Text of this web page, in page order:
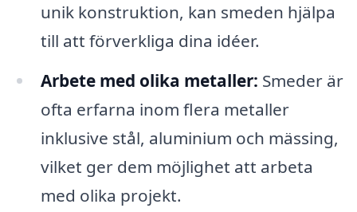
unik konstruktion, kan smeden hjälpa
till att förverkliga dina idéer.
Arbete med olika metaller: Smeder är
ofta erfarna inom flera metaller
inklusive stål, aluminium och mässing,
vilket ger dem möjlighet att arbeta
med olika projekt.